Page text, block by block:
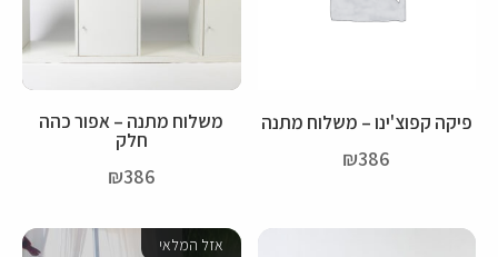
פיקה קפוצ'ינו – משלוח מתנה
₪386
משלוח מתנה – אפור כהה
חלק
₪386
אזל המלאי